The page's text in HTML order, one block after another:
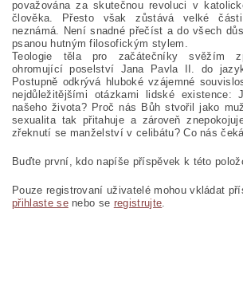
považována za skutečnou revoluci v
člověka. Přesto však zůstává velké
neznámá. Není snadné přečíst a do všech
psanou hutným filosofickým stylem.
Teologie těla pro začátečníky svěžím
ohromující poselství Jana Pavla II. do
Postupně odkrývá hluboké vzájemné
nejdůležitějšími otázkami lidské
našeho života? Proč nás Bůh stvořil jako
sexualita tak přitahuje a zároveň
zřeknutí se manželství v celibátu? Co nás
Buďte první, kdo napíše příspěvek k této
Pouze registrovaní uživatelé mohou vkládat
přihlaste senebo se registrujte.